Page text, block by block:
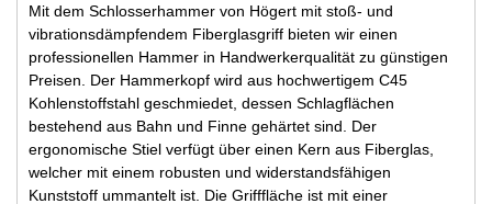
Mit dem Schlosserhammer von Högert mit stoß- und
vibrationsdämpfendem Fiberglasgriff bieten wir einen
professionellen Hammer in Handwerkerqualität zu günstigen
Preisen. Der Hammerkopf wird aus hochwertigem C45
Kohlenstoffstahl geschmiedet, dessen Schlagflächen
bestehend aus Bahn und Finne gehärtet sind. Der
ergonomische Stiel verfügt über einen Kern aus Fiberglas,
welcher mit einem robusten und widerstandsfähigen
Kunststoff ummantelt ist. Die Grifffläche ist mit einer